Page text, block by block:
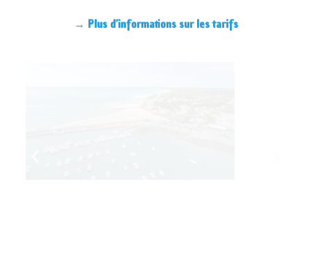
→ Plus d’informations sur les tarifs